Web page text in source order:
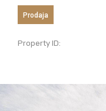
Prodaja
Property ID: